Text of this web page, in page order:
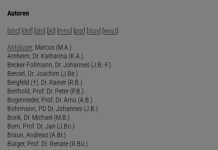
Autoren
[abc] [def] [ghi] [jkl] [mno] [pqr] [stuv] [wxyz]
Anhäuser, Marcus (M.A.)
Arnheim, Dr. Katharina (K.A.)
Becker-Follmann, Dr. Johannes (J.B.-F.)
Bensel, Dr. Joachim (J.Be.)
Bergfeld (†), Dr. Rainer (R.B.)
Berthold, Prof. Dr. Peter (P.B.)
Bogenrieder, Prof. Dr. Arno (A.B.)
Bohrmann, PD Dr. Johannes (J.B.)
Bonk, Dr. Michael (M.B.)
Born, Prof. Dr. Jan (J.Bo.)
Braun, Andreas (A.Br.)
Bürger, Prof. Dr. Renate (R.Bü.)